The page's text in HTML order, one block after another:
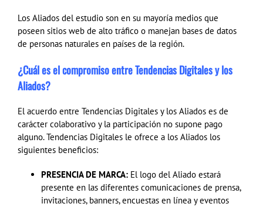
Los Aliados del estudio son en su mayoría medios que
poseen sitios web de alto tráfico o manejan bases de datos
de personas naturales en países de la región.
¿Cuál es el compromiso entre Tendencias Digitalesy los
Aliados?
El acuerdo entre Tendencias Digitales y los Aliados es de
carácter colaborativo y la participación no supone pago
alguno. Tendencias Digitales le ofrece a los Aliados los
siguientes beneficios:
PRESENCIA DE MARCA: El logo del Aliado estará
presente en las diferentes comunicaciones de prensa,
invitaciones, banners, encuestas en línea y eventos